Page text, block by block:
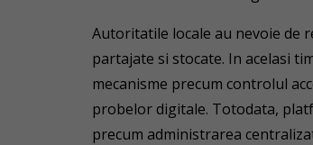
Autoritatile locale au nevoie de
partajate si stocate. In acelasi
mecanisme precum controlul
probelor digitale. Totodata,
precum administrarea